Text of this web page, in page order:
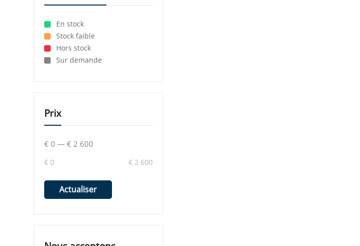
En stock
Stock faible
Hors stock
Sur demande
Prix
€ 0 — € 2 600
€ 0 € 2 600
Actualiser